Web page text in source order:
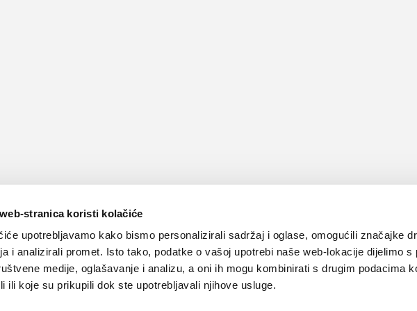
stranica koristi kolačiće
upotrebljavamo kako bismo personalizirali sadržaj i oglase, omogućili značajke
i analizirali promet. Isto tako, podatke o vašoj upotrebi naše web-lokacije dijelimo s
medije, oglašavanje i analizu, a oni ih mogu kombinirati s drugim podacima
ili koje su prikupili dok ste upotrebljavali njihove usluge.